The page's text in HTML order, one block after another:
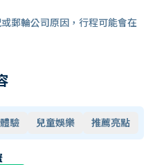
郵輪公司原因，行程可能會在
驗 兒童娛樂 推薦亮點